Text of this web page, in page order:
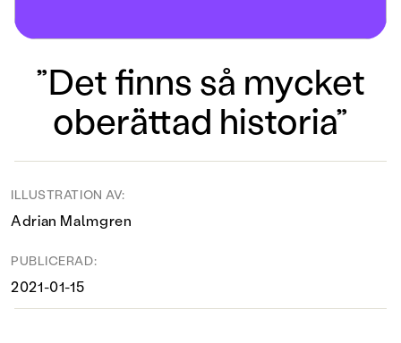
”Det finns så mycket
oberättad historia”
ILLUSTRATION AV:
Adrian Malmgren
PUBLICERAD:
2021-01-15